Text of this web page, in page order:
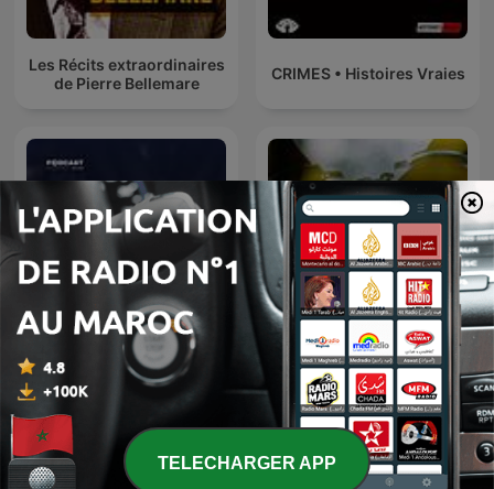
Les Récits extraordinaires
de Pierre Bellemare
CRIMES • Histoires Vraies
أغرب القضايا Les voix du crime
TELECHARGER APP